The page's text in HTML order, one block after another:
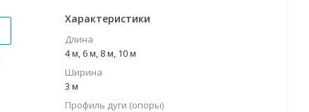
Характеристики
Длина
4 м, 6 м, 8 м, 10 м
Ширина
3 м
Профиль дуги (опоры)